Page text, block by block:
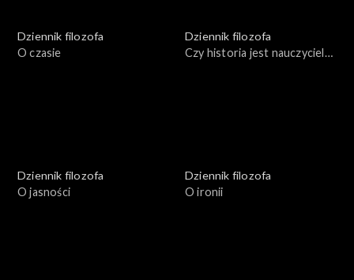
Dziennik filozofa
O czasie
Dziennik filozofa
Czy historia jest nauczycielką
Dziennik filozofa
O jasności
Dziennik filozofa
O ironii